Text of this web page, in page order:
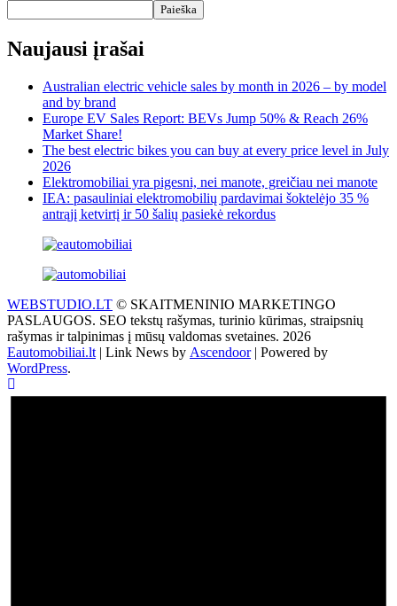
Paieška
Naujausi įrašai
Australian electric vehicle sales by month in 2026 – by model
and by brand
Europe EV Sales Report: BEVs Jump 50% & Reach 26%
Market Share!
The best electric bikes you can buy at every price level in July
2026
Elektromobiliai yra pigesni, nei manote, greičiau nei manote
IEA: pasauliniai elektromobilių pardavimai šoktelėjo 35 %
antrąjį ketvirtį ir 50 šalių pasiekė rekordus
WEBSTUDIO.LT © SKAITMENINIO MARKETINGO
PASLAUGOS. SEO tekstų rašymas, turinio kūrimas, straipsnių
rašymas ir talpinimas į mūsų valdomas svetaines. 2026
Eautomobiliai.lt | Link News by Ascendoor| Powered by
WordPress.